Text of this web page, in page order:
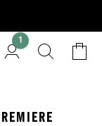
1